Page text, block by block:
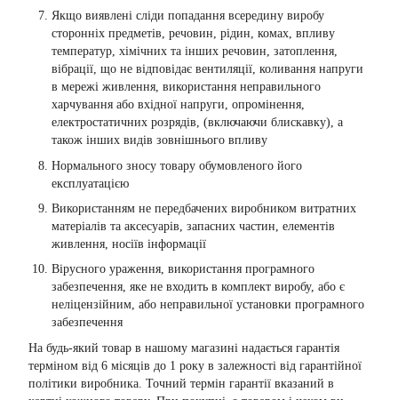
Якщо виявлені сліди попадання всередину виробу
сторонніх предметів, речовин, рідин, комах, впливу
температур, хімічних та інших речовин, затоплення,
вібрації, що не відповідає вентиляції, коливання напруги
в мережі живлення, використання неправильного
харчування або вхідної напруги, опромінення,
електростатичних розрядів, (включаючи блискавку), а
також інших видів зовнішнього впливу
Нормального зносу товару обумовленого його
експлуатацією
Використанням не передбачених виробником витратних
матеріалів та аксесуарів, запасних частин, елементів
живлення, носіїв інформації
Вірусного ураження, використання програмного
забезпечення, яке не входить в комплект виробу, або є
неліцензійним, або неправильної установки програмного
забезпечення
На будь-який товар в нашому магазині надається гарантія
терміном від 6 місяців до 1 року в залежності від гарантійної
політики виробника. Точний термін гарантії вказаний в